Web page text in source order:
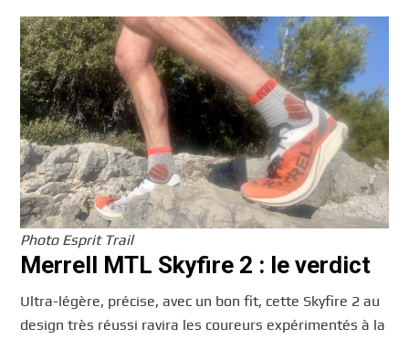
Photo Esprit Trail
Merrell MTL Skyfire 2 : le verdict
Ultra-légère, précise, avec un bon fit, cette Skyfire 2 au
design très réussi ravira les coureurs expérimentés à la